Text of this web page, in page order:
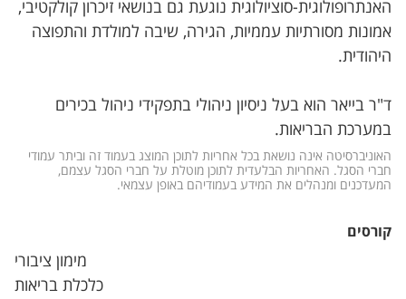
האנתרופולוגית-סוציולוגית נוגעת גם בנושאי זיכרון קולקטיבי,
אמונות מסורתיות עממיות, הגירה, שיבה למולדת והתפוצה
היהודית.
ד"ר בייאר הוא בעל ניסיון ניהולי בתפקידי ניהול בכירים
במערכת הבריאות.
האוניברסיטה אינה נושאת בכל אחריות לתוכן המוצג בעמוד זה וביתר עמודי
חברי הסגל. האחריות הבלעדית לתוכן מוטלת על חברי הסגל עצמם,
המעדכנים ומנהלים את המידע בעמודיהם באופן עצמאי.
קורסים
מימון ציבורי
כלכלת בריאות